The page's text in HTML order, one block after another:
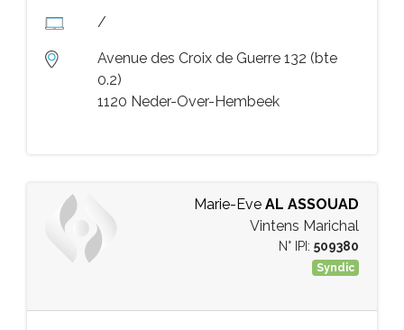
/
Avenue des Croix de Guerre 132 (bte
0.2)
1120 Neder-Over-Hembeek
Marie-Eve AL ASSOUAD
Vintens Marichal
N° IPI: 509380
Syndic